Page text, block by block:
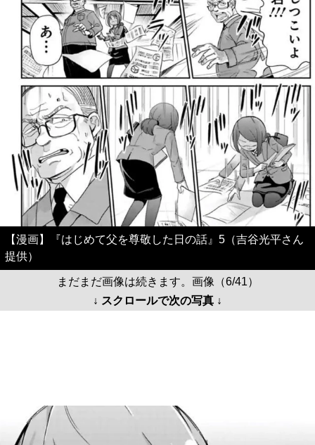
【漫画】『はじめて父を尊敬した日の話』5（吉谷光平さん
提供）
まだまだ画像は続きます。画像（6/41）
↓ スクロールで次の写真 ↓